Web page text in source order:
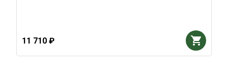
11 710 ₽